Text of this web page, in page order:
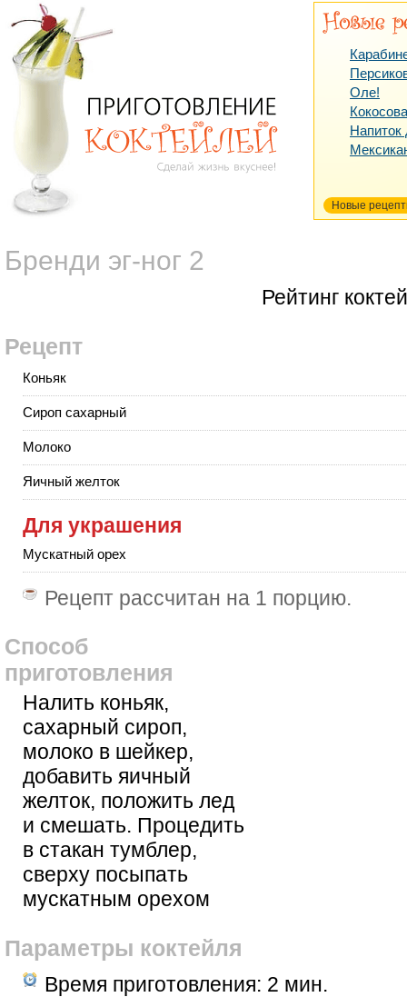
Оле!
Напиток
Новые
Бренди эг-ног 2
Рейтинг
Рецепт
Коньяк
Сироп сахарный
Молоко
Яичный желток
Для украшения
Мускатный орех
Рецепт рассчитан на 1 порцию.
Способ
приготовления
Налить коньяк,
сахарный сироп,
молоко в шейкер,
добавить яичный
желток, положить лед
и смешать. Процедить
в стакан тумблер,
сверху посыпать
мускатным орехом
Параметры коктейля
Время приготовления: 2 мин.